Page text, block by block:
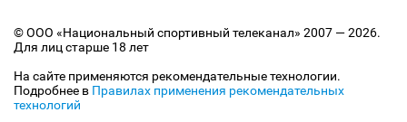
© ООО «Национальный спортивный телеканал» 2007 — 2026.
Для лиц старше 18 лет
На сайте применяются рекомендательные технологии.
Подробнее в Правилах применения рекомендательных
технологий